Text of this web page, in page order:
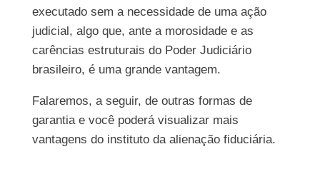
executado sem a necessidade de uma ação
judicial, algo que, ante a morosidade e as
carências estruturais do Poder Judiciário
brasileiro, é uma grande vantagem.
Falaremos, a seguir, de outras formas de
garantia e você poderá visualizar mais
vantagens do instituto da alienação fiduciária.